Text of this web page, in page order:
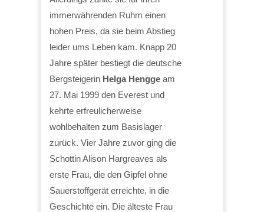
immerwährenden Ruhm einen
hohen Preis, da sie beim Abstieg
leider ums Leben kam. Knapp 20
Jahre später bestiegt die deutsche
Bergsteigerin Helga Hengge am
27. Mai 1999 den Everest und
kehrte erfreulicherweise
wohlbehalten zum Basislager
zurück. Vier Jahre zuvor ging die
Schottin Alison Hargreaves als
erste Frau, die den Gipfel ohne
Sauerstoffgerät erreichte, in die
Geschichte ein. Die älteste Frau